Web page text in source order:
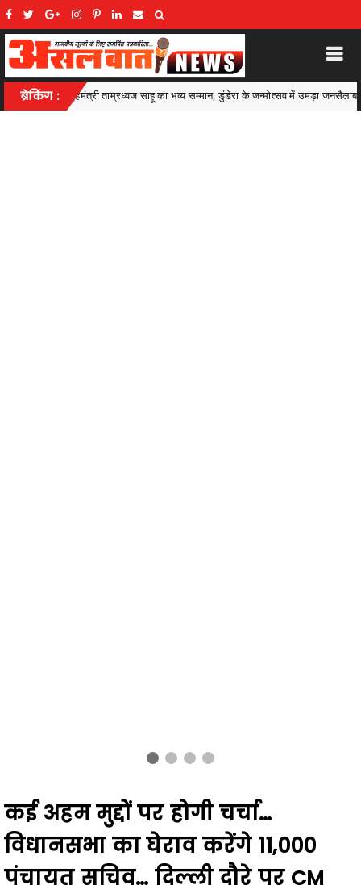
ब्रेकिंग :
सम्मान, डुंडेरा के जन्मोत्सव में उमड़ा जनसैलाब . मातृशक्ति के खातों में पहुँची
कई अहम मुद्दों पर होगी चर्चा…
विधानसभा का घेराव करेंगे 11,000
पंचायत सचिव… दिल्ली दौरे पर CM
साय, मंत्रिमंडल विस्तार पर चर्चा संभव